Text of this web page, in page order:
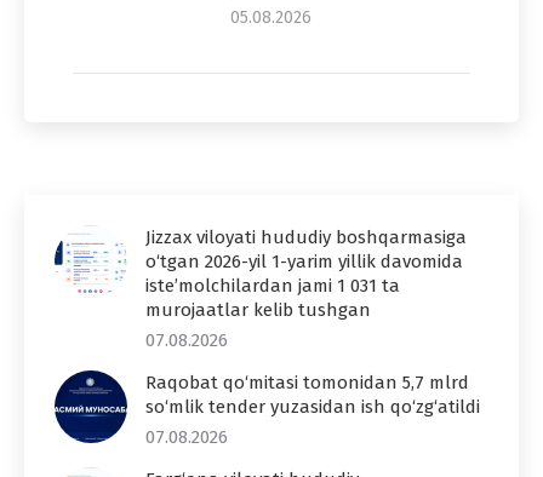
05.08.2026
Jizzax viloyati hududiy boshqarmasiga
o‘tgan 2026-yil 1-yarim yillik davomida
iste’molchilardan jami 1 031 ta
murojaatlar kelib tushgan
07.08.2026
Raqobat qo‘mitasi tomonidan 5,7 mlrd
so‘mlik tender yuzasidan ish qo‘zg‘atildi
07.08.2026